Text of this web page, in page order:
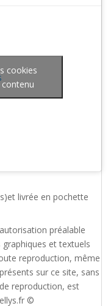
cookies
livrée en pochette
préalable
graphiques et textuels
reproduction, même
sur ce site, sans
reproduction, est
©